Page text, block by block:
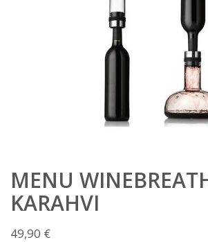
MENU
KARAHVI
49,90 €